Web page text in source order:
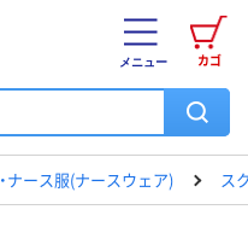
カゴ
メニュー
ナース服(ナースウェア) ス